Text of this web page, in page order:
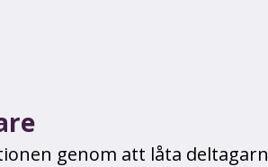
genom att låta